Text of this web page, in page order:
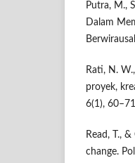
Putra, M.,
Dalam
Rati, N.
proyek,
6(1),
Read, T.,
change.